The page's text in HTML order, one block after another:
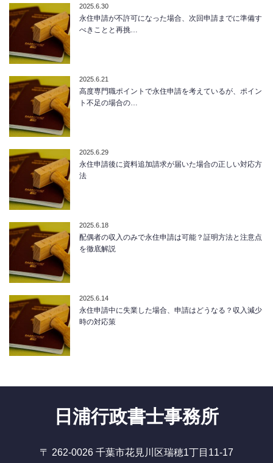
2025.6.30
永住申請が不許可になった場合、次回申請までに準備す
べきことと再挑…
2025.6.21
高度専門職ポイントで永住申請を考えているが、ポイン
ト不足の場合の…
2025.6.29
永住申請後に資料追加請求が届いた場合の正しい対応方
法
2025.6.18
配偶者の収入のみで永住申請は可能？証明方法と注意点
を徹底解説
2025.6.14
永住申請中に失業した場合、申請はどうなる？収入減少
時の対応策
日浦行政書士事務所
〒 262-0026 千葉市花見川区瑞穂1丁目11-17